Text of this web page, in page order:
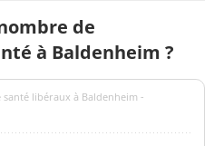
de
à Baldenheim ?
libéraux à Baldenheim -